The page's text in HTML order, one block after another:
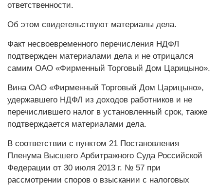
ответственности.
Об этом свидетельствуют материалы дела.
Факт несвоевременного перечисления НДФЛ
подтвержден материалами дела и не отрицался
самим ОАО «Фирменный Торговый Дом Царицыно».
Вина ОАО «Фирменный Торговый Дом Царицыно»,
удержавшего НДФЛ из доходов работников и не
перечислившего налог в установленный срок, также
подтверждается материалами дела.
В соответствии с пунктом 21 Постановления
Пленума Высшего Арбитражного Суда Российской
Федерации от 30 июля 2013 г. № 57 при
рассмотрении споров о взыскании с налоговых